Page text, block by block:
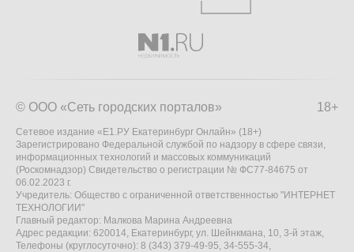
18+
© ООО «Сеть городских порталов»
Сетевое издание «Е1.РУ Екатеринбург Онлайн» (18+)
Зарегистрировано Федеральной службой по надзору в сфере связи,
информационных технологий и массовых коммуникаций
(Роскомнадзор) Свидетельство о регистрации № ФС77-84675 от
06.02.2023 г.
Учредитель: Общество с ограниченной ответственностью "ИНТЕРНЕТ
ТЕХНОЛОГИИ"
Главный редактор: Малкова Марина Андреевна
Адрес редакции: 620014, Екатеринбург, ул. Шейнкмана, 10, 3-й этаж,
Телефоны (круглосуточно): 8 (343) 379-49-95, 34-555-34,